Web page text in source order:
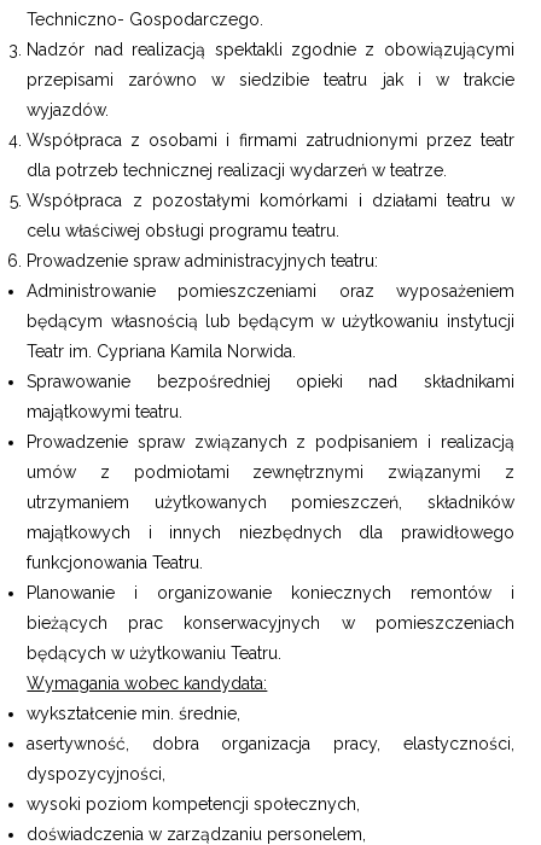
Techniczno- Gospodarczego.
Nadzór nad realizacją spektakli zgodnie z obowiązującymi
przepisami zarówno w siedzibie teatru jak i w trakcie
wyjazdów.
Współpraca z osobami i firmami zatrudnionymi przez teatr
dla potrzeb technicznej realizacji wydarzeń w teatrze.
Współpraca z pozostałymi komórkami i działami teatru w
celu właściwej obsługi programu teatru.
Prowadzenie spraw administracyjnych teatru:
Administrowanie pomieszczeniami oraz wyposażeniem
będącym własnością lub będącym w użytkowaniu instytucji
Teatr im. Cypriana Kamila Norwida.
Sprawowanie bezpośredniej opieki nad składnikami
majątkowymi teatru.
Prowadzenie spraw związanych z podpisaniem i realizacją
umów z podmiotami zewnętrznymi związanymi z
utrzymaniem użytkowanych pomieszczeń, składników
majątkowych i innych niezbędnych dla prawidłowego
funkcjonowania Teatru.
Planowanie i organizowanie koniecznych remontów i
bieżących prac konserwacyjnych w pomieszczeniach
będących w użytkowaniu Teatru.
Wymagania wobec kandydata:
wykształcenie min. średnie,
asertywność, dobra organizacja pracy, elastyczności,
dyspozycyjności,
wysoki poziom kompetencji społecznych,
doświadczenia w zarządzaniu personelem,